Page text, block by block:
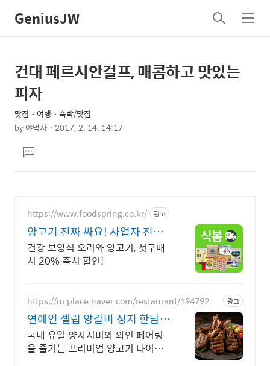
GeniusJW
검
색
메
뉴
상
세
컨
텐
본
문
제
목
건대 페르시안걸프, 매콤하고 맛있는
피자
맛집・여행・숙박/맛집
by야먹자 2017. 2. 14. 14:17
문댓
글
https://www.foodspring.co.kr/ 광고
양고기 진짜 싸요! 사업자 전용
특가
건강 보양식 오리와 양고기, 첫구매
시 20% 즉시 할인!
https://m.place.naver.com/restaurant/19479278
16
광고
연예인 셀럽 양갈비 성지 한남동
단체모임 고급 양갈비
국내 유일 양사시미와 와인 페어링
을 즐기는 프리미엄 양고기 다이닝